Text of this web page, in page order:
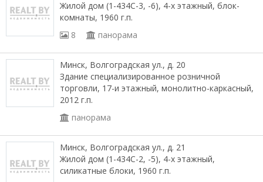
Жилой дом (1-434С-3, -6), 4-х этажный, блок-
комнаты, 1960 г.п.
8
панорама
Минск, Волгоградская ул., д. 20
Здание специализированное розничной
торговли, 17-и этажный, монолитно-каркасный,
2012 г.п.
панорама
Минск, Волгоградская ул., д. 21
Жилой дом (1-434С-2, -5), 4-х этажный,
силикатные блоки, 1960 г.п.